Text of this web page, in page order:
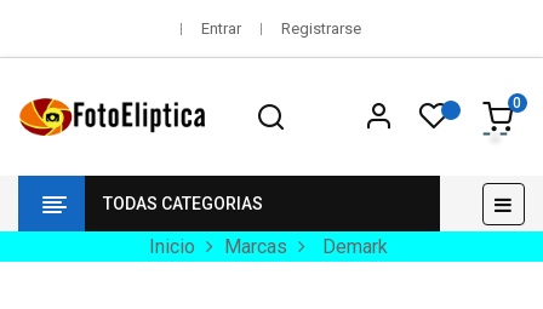
Entrar Registrarse
0
TODAS CATEGORIAS
de
☰
Inicio Marcas Demark